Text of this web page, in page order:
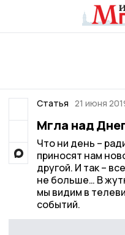
Статья 21 июня
Мгла над
Что ни день –
приносят нам
другой. И так –
не больше… В
мы видим в
событий.